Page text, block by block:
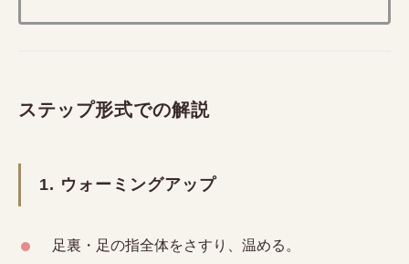
ステップ形式での解説
1. ウォーミングアップ
足裏・足の指全体をさすり、温める。